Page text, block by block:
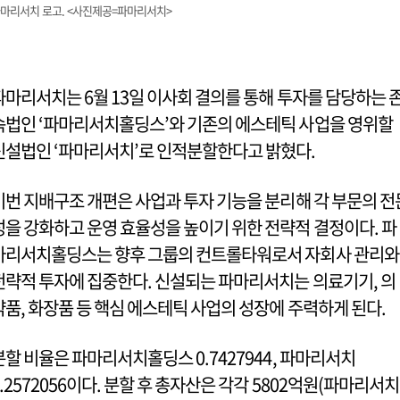
리서치 로고. <사진제공=파마리서치>
마리서치는 6월 13일 이사회 결의를 통해 투자를 담당하는
법인 ‘파마리서치홀딩스’와 기존의 에스테틱 사업을 영위할
설법인 ‘파마리서치’로 인적분할한다고 밝혔다.
번 지배구조 개편은 사업과 투자 기능을 분리해 각 부문의 전
을 강화하고 운영 효율성을 높이기 위한 전략적 결정이다. 파
리서치홀딩스는 향후 그룹의 컨트롤타워로서 자회사 관리와
략적 투자에 집중한다. 신설되는 파마리서치는 의료기기, 의
품, 화장품 등 핵심 에스테틱 사업의 성장에 주력하게 된다.
할 비율은 파마리서치홀딩스 0.7427944, 파마리서치
이다. 분할 후 총자산은 각각 5802억원(파마리서치